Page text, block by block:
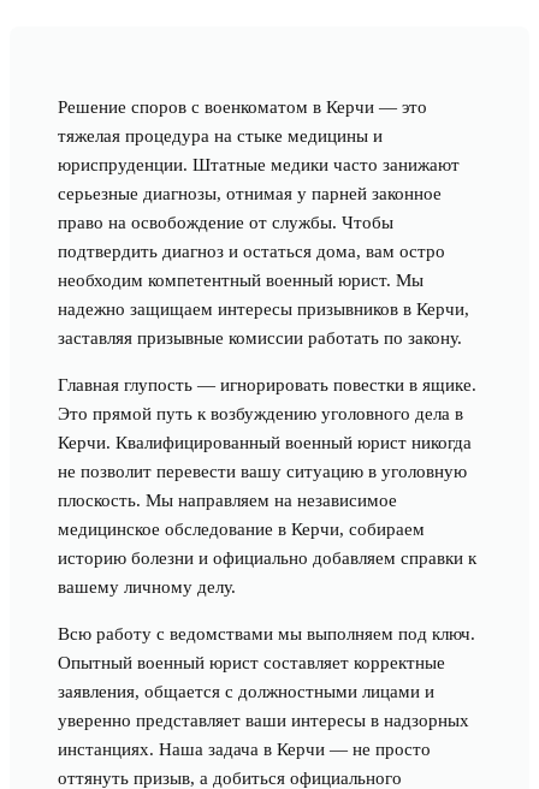
Решение споров с военкоматом в Керчи — это
тяжелая процедура на стыке медицины и
юриспруденции. Штатные медики часто занижают
серьезные диагнозы, отнимая у парней законное
право на освобождение от службы. Чтобы
подтвердить диагноз и остаться дома, вам остро
необходим компетентный военный юрист. Мы
надежно защищаем интересы призывников в Керчи,
заставляя призывные комиссии работать по закону.
Главная глупость — игнорировать повестки в ящике.
Это прямой путь к возбуждению уголовного дела в
Керчи. Квалифицированный военный юрист никогда
не позволит перевести вашу ситуацию в уголовную
плоскость. Мы направляем на независимое
медицинское обследование в Керчи, собираем
историю болезни и официально добавляем справки к
вашему личному делу.
Всю работу с ведомствами мы выполняем под ключ.
Опытный военный юрист составляет корректные
заявления, общается с должностными лицами и
уверенно представляет ваши интересы в надзорных
инстанциях. Наша задача в Керчи — не просто
оттянуть призыв, а добиться официального